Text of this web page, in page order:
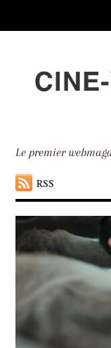
down
Le premier
RSS